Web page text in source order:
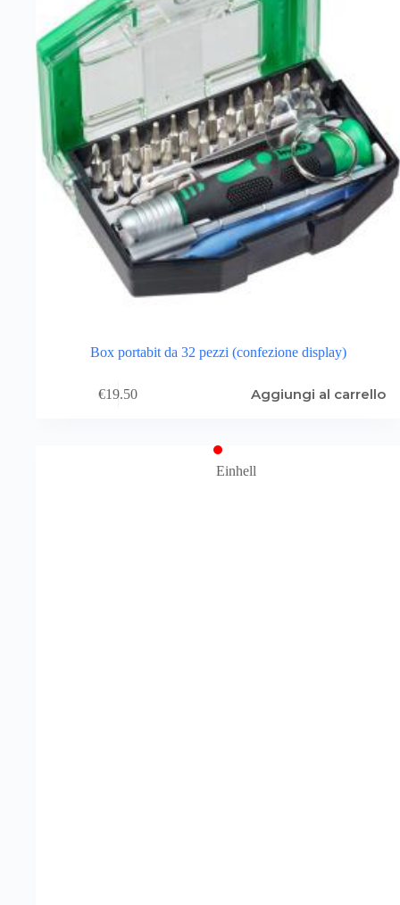
Box portabit da 32 pezzi (confezione display)
€19.50 Aggiungi al carrello
Einhell